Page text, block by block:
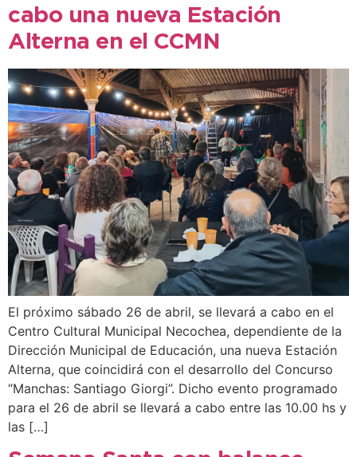
cabo una nueva Estación
Alterna en el CCMN
El próximo sábado 26 de abril, se llevará a cabo en el
Centro Cultural Municipal Necochea, dependiente de la
Dirección Municipal de Educación, una nueva Estación
Alterna, que coincidirá con el desarrollo del Concurso
“Manchas: Santiago Giorgi”. Dicho evento programado
para el 26 de abril se llevará a cabo entre las 10.00 hs y
las […]